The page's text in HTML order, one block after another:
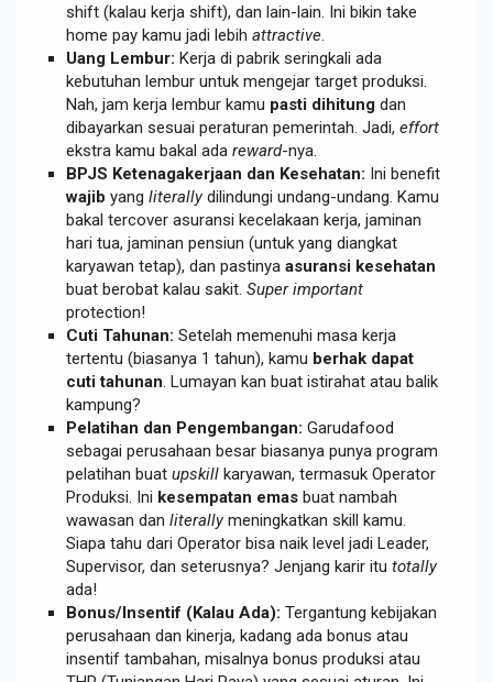
shift (kalau kerja shift), dan lain-lain. Ini bikin take
home pay kamu jadi lebih attractive
Uang Lembur: Kerja di pabrik seringkali ada
kebutuhan lembur untuk mengejar target produksi.
Nah, jam kerja lembur kamu pasti dihitung dan
dibayarkan sesuai peraturan pemerintah. Jadi, effort
ekstra kamu bakal ada reward-nya.
BPJS Ketenagakerjaan dan Kesehatan: Ini benefit
wajib yang literallydilindungi undang-undang. Kamu
bakal tercover asuransi kecelakaan kerja, jaminan
hari tua, jaminan pensiun (untuk yang diangkat
karyawan tetap), dan pastinya asuransi kesehatan
buat berobat kalau sakit. Super important
protection!
Cuti Tahunan: Setelah memenuhi masa kerja
tertentu (biasanya 1 tahun), kamu berhak dapat
cuti tahunan . Lumayan kan buat istirahat atau balik
kampung?
Pelatihan dan Pengembangan: Garudafood
sebagai perusahaan besar biasanya punya program
pelatihan buat upskill karyawan, termasuk Operator
Produksi. Ini kesempatan emas buat nambah
wawasan dan literallymeningkatkan skill kamu.
Siapa tahu dari Operator bisa naik level jadi Leader,
Supervisor, dan seterusnya? Jenjang karir itu totally
ada!
Bonus/Insentif (Kalau Ada): Tergantung kebijakan
perusahaan dan kinerja, kadang ada bonus atau
insentif tambahan, misalnya bonus produksi atau